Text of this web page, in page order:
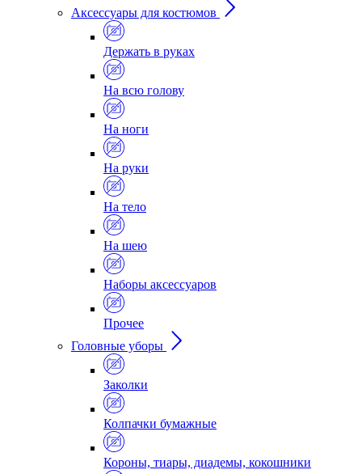
Аксессуары для костюмов
Держать в руках
На всю голову
На ноги
На руки
На тело
На шею
Наборы аксессуаров
Прочее
Головные уборы
Заколки
Колпачки бумажные
Короны, тиары, диадемы, кокошники